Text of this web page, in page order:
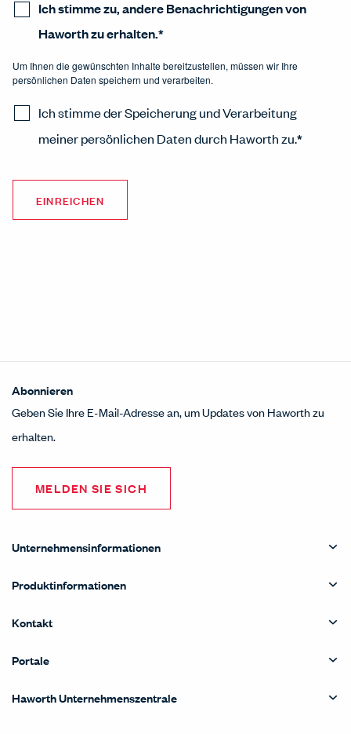
Ich stimme zu, andere Benachrichtigungen von
Haworth zu erhalten.*
Um Ihnen die gewünschten Inhalte bereitzustellen, müssen wir Ihre
persönlichen Daten speichern und verarbeiten.
Ich stimme der Speicherung und Verarbeitung
meiner persönlichen Daten durch Haworth zu.*
Abonnieren
Geben Sie Ihre E-Mail-Adresse an, um Updates von Haworth zu
erhalten.
MELDEN SIE SICH
Unternehmensinformationen
Produktinformationen
Kontakt
Portale
Haworth Unternehmenszentrale